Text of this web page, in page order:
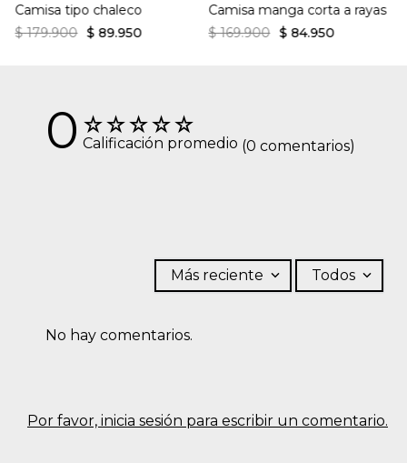
Camisa tipo chaleco
$ 179.900 $ 89.950
Camisa manga corta a rayas
$ 169.900 $ 84.950
☆☆☆☆☆
0 Calificación promedio (0 comentarios)
Por favor, inicia sesión para escribir un comentario.
Más reciente Todos
No hay comentarios.